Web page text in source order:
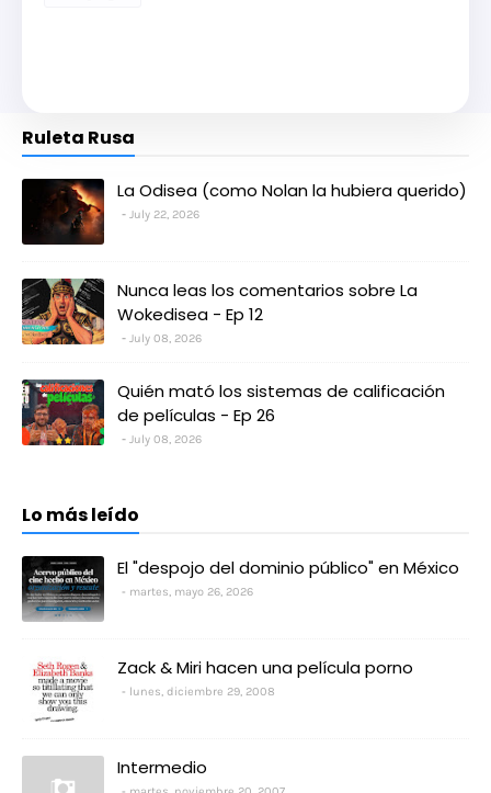
Ruleta Rusa
La Odisea (como Nolan la hubiera querido)
July 22, 2026
Nunca leas los comentarios sobre La
Wokedisea - Ep 12
July 08, 2026
Quién mató los sistemas de calificación
de películas - Ep 26
July 08, 2026
Lo más leído
El "despojo del dominio público" en México
martes, mayo 26, 2026
Zack & Miri hacen una película porno
lunes, diciembre 29, 2008
Intermedio